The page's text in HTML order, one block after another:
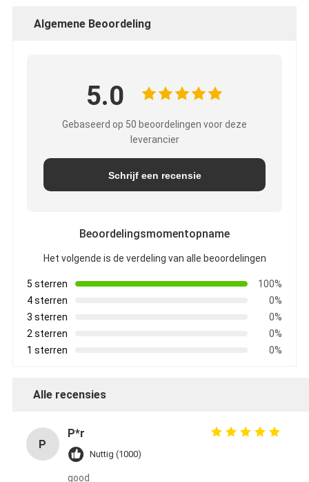
Algemene Beoordeling
5.0
Gebaseerd op 50 beoordelingen voor deze
leverancier
Schrijf een recensie
Beoordelingsmomentopname
Het volgende is de verdeling van alle beoordelingen
5 sterren
100%
4 sterren
0%
3 sterren
0%
2 sterren
0%
1 sterren
0%
Alle recensies
P
P*r
Nuttig (1000)
good